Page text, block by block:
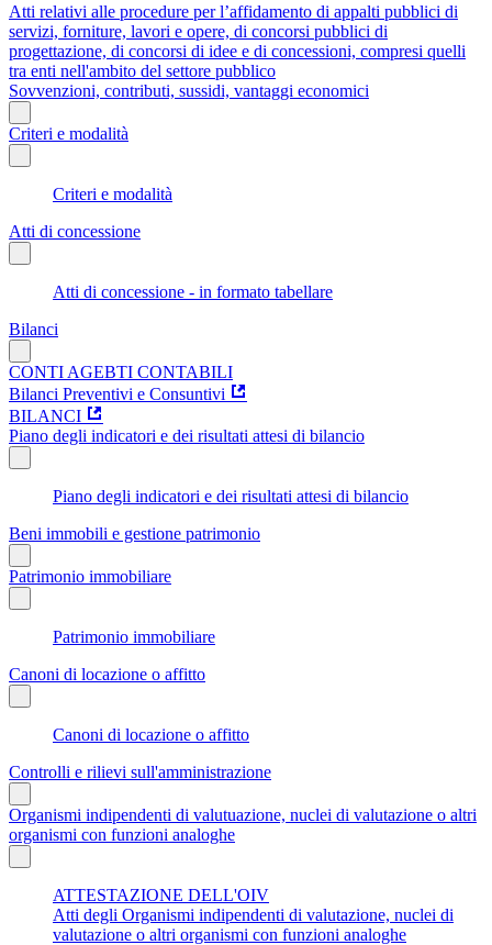
Atti relativi alle procedure per l’affidamento di appalti pubblici di
servizi, forniture, lavori e opere, di concorsi pubblici di
progettazione, di concorsi di idee e di concessioni, compresi quelli
tra enti nell'ambito del settore pubblico
Sovvenzioni, contributi, sussidi, vantaggi economici
Criteri e modalità
Criteri e modalità
Atti di concessione
Atti di concessione - in formato tabellare
Bilanci
CONTI AGEBTI CONTABILI
Bilanci Preventivi e Consuntivi
BILANCI
Piano degli indicatori e dei risultati attesi di bilancio
Piano degli indicatori e dei risultati attesi di bilancio
Beni immobili e gestione patrimonio
Patrimonio immobiliare
Patrimonio immobiliare
Canoni di locazione o affitto
Canoni di locazione o affitto
Controlli e rilievi sull'amministrazione
Organismi indipendenti di valutuazione, nuclei di valutazione o altri
organismi con funzioni analoghe
ATTESTAZIONE DELL'OIV
Atti degli Organismi indipendenti di valutazione, nuclei di
valutazione o altri organismi con funzioni analoghe